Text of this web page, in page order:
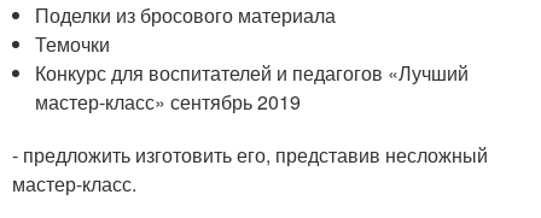
Поделки из бросового материала
Темочки
Конкурс для воспитателей и педагогов «Лучший
мастер-класс» сентябрь 2019
- предложить изготовить его, представив несложный
мастер-класс.